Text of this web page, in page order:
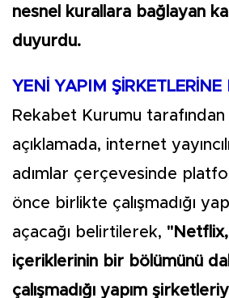
nesnel kurallara bağlayan
duyurdu.
YENİ YAPIM
Rekabet Kurumu tarafından
açıklamada, internet
adımlar çerçevesinde
önce birlikte çalışmadığı
açacağı belirtilerek,
içeriklerinin bir bölümünü
çalışmadığı yapım